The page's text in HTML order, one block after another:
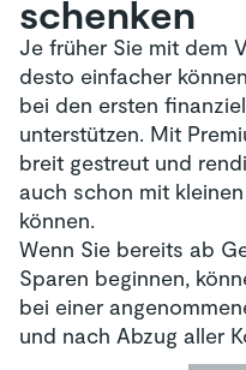
der Sie jederzeit auf
können.
Im Vergleich zu
Sie mit Premium
noch gezielter für
vorsorgen. Dafür
Alter auch das
voraussichtlichen
Ihr Alter ist
Vertragspartner
lange Sie für das
Premium Sparen 24
schenken
Je früher Sie mit dem
desto einfacher
bei den ersten
unterstützen. Mit
breit gestreut und
auch schon mit
können.
Wenn Sie bereits ab
Sparen beginnen,
bei einer
und nach Abzug aller